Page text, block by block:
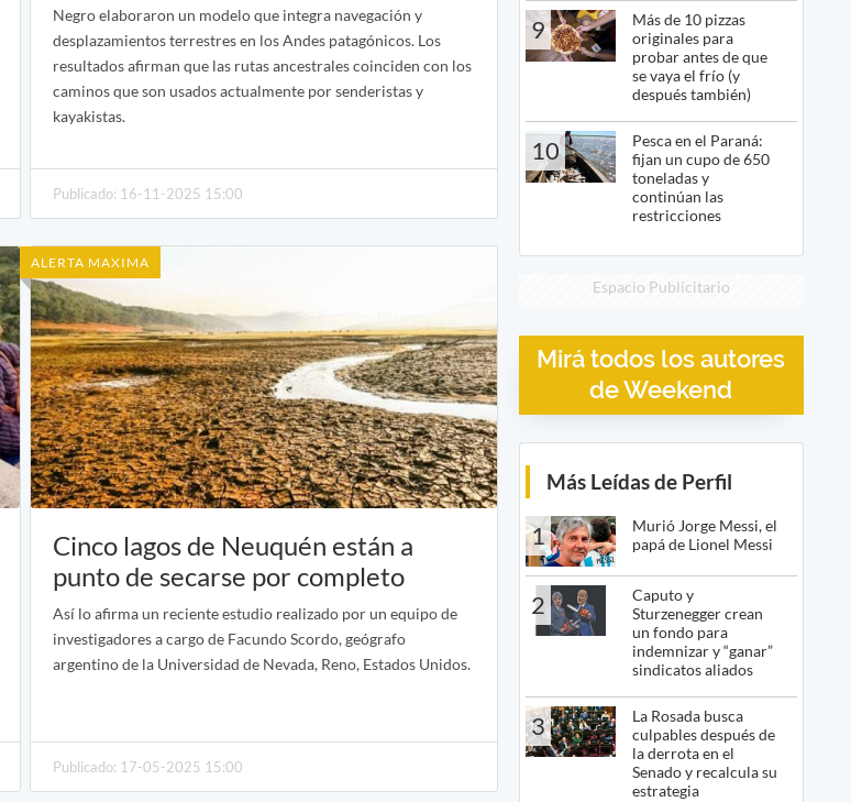
Negro elaboraron un modelo que integra navegación y
desplazamientos terrestres en los Andes patagónicos. Los
resultados afirman que las rutas ancestrales coinciden con los
caminos que son usados actualmente por senderistas y
kayakistas.
Publicado: 16-11-2025 15:00
ALERTA MAXIMA
Cinco lagos de Neuquén están a
punto de secarse por completo
Así lo afirma un reciente estudio realizado por un equipo de
investigadores a cargo de Facundo Scordo, geógrafo
argentino de la Universidad de Nevada, Reno, Estados Unidos.
Publicado: 17-05-2025 15:00
9
Más de 10 pizzas
originales para
probar antes de que
se vaya el frío (y
después también)
10
Pesca en el Paraná:
fijan un cupo de 650
toneladas y
continúan las
restricciones
Espacio Publicitario
Mirá todos los autores
de Weekend
Más Leídas de Perfil
1
Murió Jorge Messi, el
papá de Lionel Messi
2
Caputo y
Sturzenegger crean
un fondo para
indemnizar y “ganar”
sindicatos aliados
3
La Rosada busca
culpables después de
la derrota en el
Senado y recalcula su
estrategia